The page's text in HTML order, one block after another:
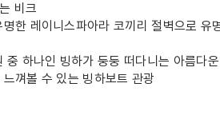
비크
한 레이니스파아라 코끼리 절벽으로 유
하나인 빙하가 둥둥 떠다니는 아름다
껴볼 수 있는 빙하보트 관광